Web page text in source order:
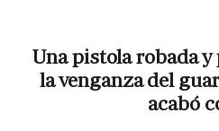
Una pistola robada
la venganza del
acabó